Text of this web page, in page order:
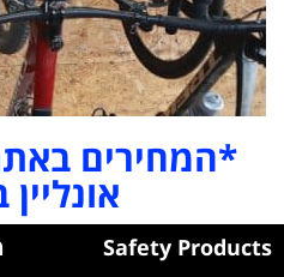
*המחירים
Safety Products